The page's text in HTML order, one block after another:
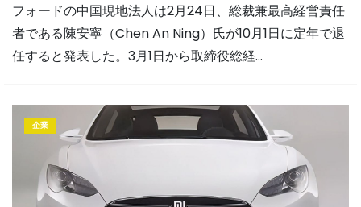
フォードの中国現地法人は2月24日、総裁兼最高経営責任
者である陳安寧（Chen An Ning）氏が10月1日に定年で退
任すると発表した。3月1日から取締役総経…
企業